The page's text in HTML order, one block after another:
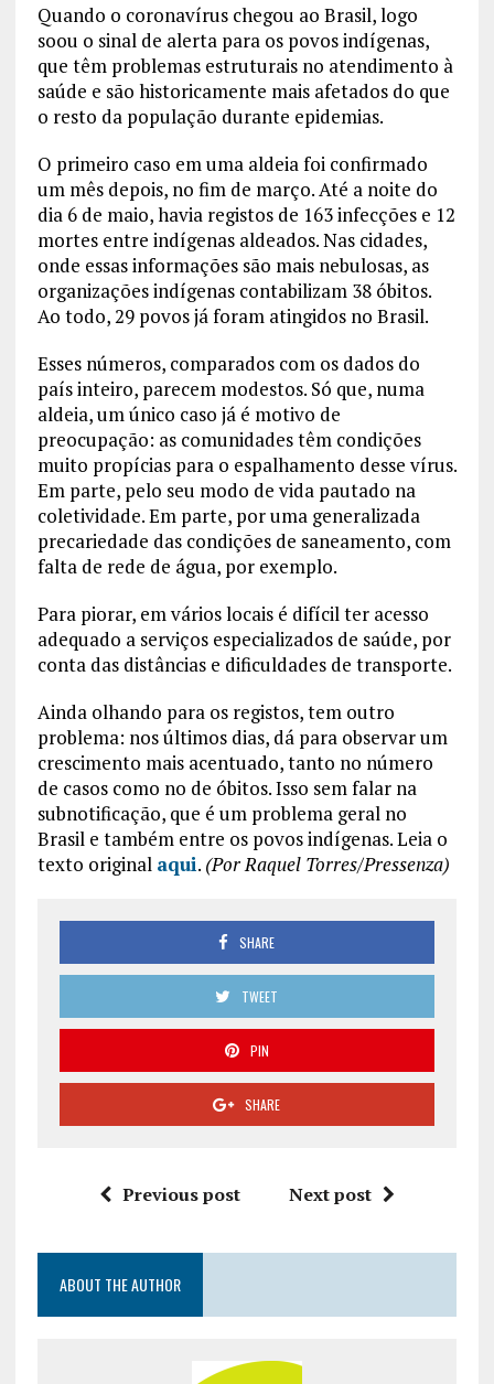
Quando o coronavírus chegou ao Brasil, logo
soou o sinal de alerta para os povos indígenas,
que têm problemas estruturais no atendimento à
saúde e são historicamente mais afetados do que
o resto da população durante epidemias.
O primeiro caso em uma aldeia foi confirmado
um mês depois, no fim de março. Até a noite do
dia 6 de maio, havia registos de 163 infecções e 12
mortes entre indígenas aldeados. Nas cidades,
onde essas informações são mais nebulosas, as
organizações indígenas contabilizam 38 óbitos.
Ao todo, 29 povos já foram atingidos no Brasil.
Esses números, comparados com os dados do
país inteiro, parecem modestos. Só que, numa
aldeia, um único caso já é motivo de
preocupação: as comunidades têm condições
muito propícias para o espalhamento desse vírus.
Em parte, pelo seu modo de vida pautado na
coletividade. Em parte, por uma generalizada
precariedade das condições de saneamento, com
falta de rede de água, por exemplo.
Para piorar, em vários locais é difícil ter acesso
adequado a serviços especializados de saúde, por
conta das distâncias e dificuldades de transporte.
Ainda olhando para os registos, tem outro
problema: nos últimos dias, dá para observar um
crescimento mais acentuado, tanto no número
de casos como no de óbitos. Isso sem falar na
subnotificação, que é um problema geral no
Brasil e também entre os povos indígenas. Leia o
texto original aqui. (Por Raquel Torres/Pressenza)
SHARE
TWEET
PIN
SHARE
Previous post Next post
ABOUT THE AUTHOR